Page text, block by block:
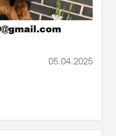
05.04.2025